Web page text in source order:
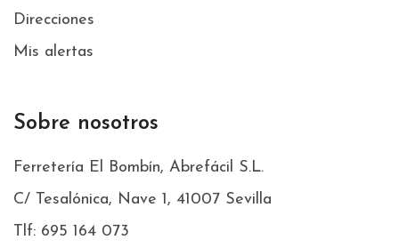
Direcciones
Mis alertas
Sobre nosotros
Ferretería El Bombín, Abrefácil S.L.
C/ Tesalónica, Nave 1, 41007 Sevilla
Tlf: 695 164 073